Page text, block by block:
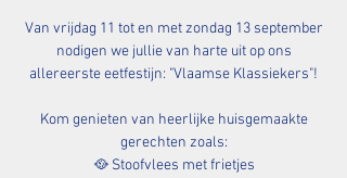
Van vrijdag 11 tot en met zondag 13 september
nodigen we jullie van harte uit op ons
allereerste eetfestijn: "Vlaamse Klassiekers"!
Kom genieten van heerlijke huisgemaakte
gerechten zoals:
🥘 Stoofvlees met frietjes